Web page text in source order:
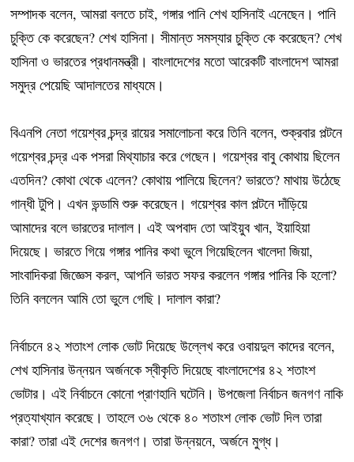
সম্পাদক বলেন, আমরা বলতে চাই, গঙ্গার পানি শেখ হাসিনাই এনেছেন। পানি
চুক্তি কে করেছেন? শেখ হাসিনা। সীমান্ত সমস্যার চুক্তি কে করেছেন? শেখ
হাসিনা ও ভারতের প্রধানমন্ত্রী। বাংলাদেশের মতো আরেকটি বাংলাদেশ আমরা
সমুদ্র পেয়েছি আদালতের মাধ্যমে।
বিএনপি নেতা গয়েশ্বর চন্দ্র রায়ের সমালোচনা করে তিনি বলেন, শুক্রবার পল্টনে
গয়েশ্বর চন্দ্র এক পসরা মিথ্যাচার করে গেছেন। গয়েশ্বর বাবু কোথায় ছিলেন
এতদিন? কোথা থেকে এলেন? কোথায় পালিয়ে ছিলেন? ভারতে? মাথায় উঠেছে
গান্ধী টুপি। এখন ভন্ডামি শুরু করেছেন। গয়েশ্বর কাল পল্টনে দাঁড়িয়ে
আমাদের বলে ভারতের দালাল। এই অপবাদ তো আইয়ুব খান, ইয়াহিয়া
দিয়েছে। ভারতে গিয়ে গঙ্গার পানির কথা ভুলে গিয়েছিলেন খালেদা জিয়া,
সাংবাদিকরা জিজ্ঞেস করল, আপনি ভারত সফর করলেন গঙ্গার পানির কি হলো?
তিনি বললেন আমি তো ভুলে গেছি। দালাল কারা?
নির্বাচনে ৪২ শতাংশ লোক ভোট দিয়েছে উল্লেখ করে ওবায়দুল কাদের বলেন,
শেখ হাসিনার উন্নয়ন অর্জনকে স্বীকৃতি দিয়েছে বাংলাদেশের ৪২ শতাংশ
ভোটার। এই নির্বাচনে কোনো প্রাণহানি ঘটেনি। উপজেলা নির্বাচন জনগণ নাকি
প্রত্যাখ্যান করেছে। তাহলে ৩৬ থেকে ৪০ শতাংশ লোক ভোট দিল তারা
কারা? তারা এই দেশের জনগণ। তারা উন্নয়নে, অর্জনে মুগ্ধ।